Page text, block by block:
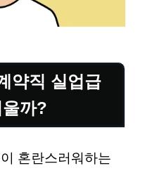
약직 실업급
까?
혼란스러워하는